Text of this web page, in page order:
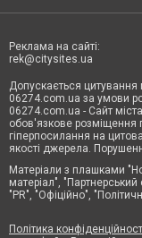
Реклама на сайті:
rek@citysites.ua
Допускається цитування
06274.com.ua за умови
06274.com.ua - Сайт
обов'язкове розміщення
гіперпосилання на
якості джерела.
Матеріали з плашками
матеріал", "Партнерський
"PR", "Офіційно",
Політика